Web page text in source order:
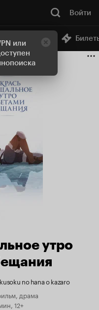
или
Войти
кинотеатр
утро
no hana o kazaro
драма
12+